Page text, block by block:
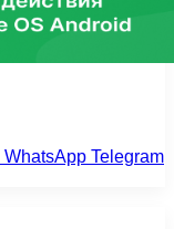
WhatsApp Telegram